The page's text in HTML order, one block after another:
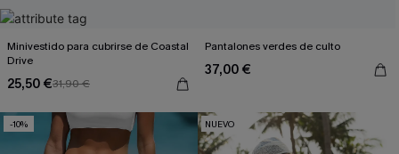
Minivestido para cubrirse de Coastal
Drive
25,50 €31,90 €
Pantalones verdes de culto
37,00 €
-10% NUEVO